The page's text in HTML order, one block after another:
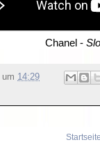
Chanel -
um 14:29